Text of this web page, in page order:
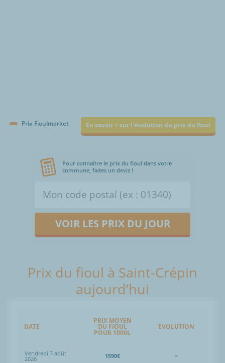
Prix Fioulmarket En savoir + sur l'évolution du prix du fioul
Pour connaître le prix du fioul dans votre
commune, faites un devis !
VOIR LES PRIX DU JOUR
Prix du fioul à Saint-Crépin
aujourd’hui
DATE
PRIX MOYEN
DU FIOUL
POUR 1000L
EVOLUTION
Vendredi 7 août
2026 1590€ =